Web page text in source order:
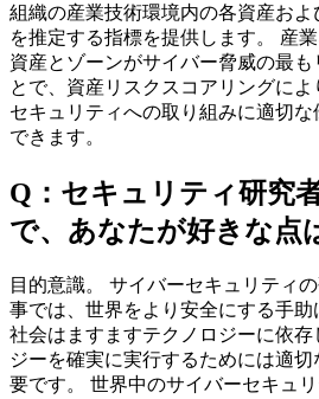
組織の産業技術環境内の各資産お
を推定する指標を提供します。 産
資産とゾーンがサイバー脅威の最も
とで、資産リスクスコアリングに
セキュリティへの取り組みに適切
できます。
Q：セキュリティ研究
で、あなたが好きな点
目的意識。 サイバーセキュリティ
事では、世界をより安全にする手
社会はますますテクノロジーに依存
ジーを確実に実行するためには適
要です。 世界中のサイバーセキュ